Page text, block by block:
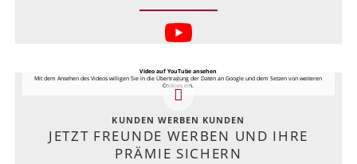
Video auf YouTube ansehen
Mit dem Ansehen des Videos willigen Sie in die Übertragung der Daten an Google und dem Setzen von weiteren
Cookies ein.
KUNDEN WERBEN KUNDEN
JETZT FREUNDE WERBEN UND IHRE
PRÄMIE SICHERN